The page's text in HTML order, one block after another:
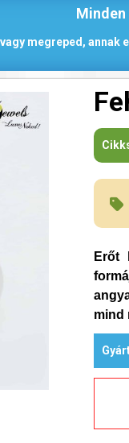
megreped, annak
Erőt
mind